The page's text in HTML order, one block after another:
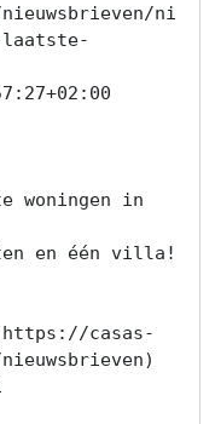
ni
laatste-
woningen in
en één villa!
casas-